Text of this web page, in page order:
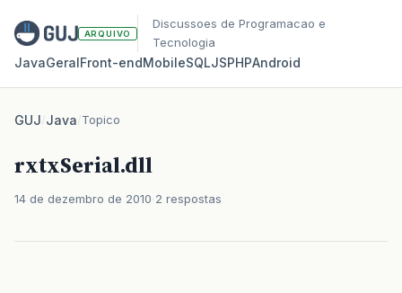
ARQUIVO
Discussoes de Programacao e
Tecnologia
JavaGeralFront‑endMobileSQLJSPHPAndroid
GUJ/Java/Topico
rxtxSerial.dll
14 de dezembro de 2010 2 respostas